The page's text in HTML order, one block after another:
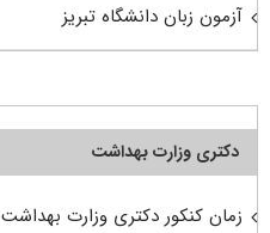
آزمون زبان دانشگاه تبریز
دکتری وزارت بهداشت
زمان کنکور دکتری وزارت بهداشت ۱۴۰۴